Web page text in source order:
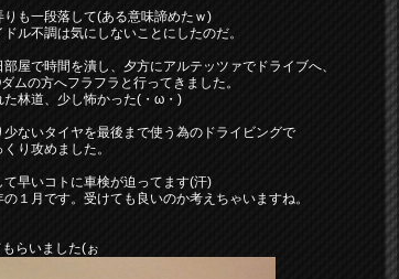
りも一段落して(ある意味諦めたｗ)
ドル不調は気にしないことにしたのだ。
部屋で時間を潰し、夕方にアルテッツァでドライブへ、
ムの方へフラフラと行ってきました。
た林道、少し怖かった(・ω・)
少ないタイヤを最後まで使う為のドライビングで
くり攻めました。
て早いコトに車検が迫ってます(汗)
の１月です。受けても良いのか考えちゃいますね。
らいました(ぉ